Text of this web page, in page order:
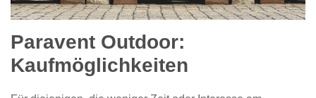
Paravent Outdoor:
Kaufmöglichkeiten